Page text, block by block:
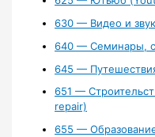
630 — Видео и звук
640 — Семинары,
645 —
651 —
repair)
655 —